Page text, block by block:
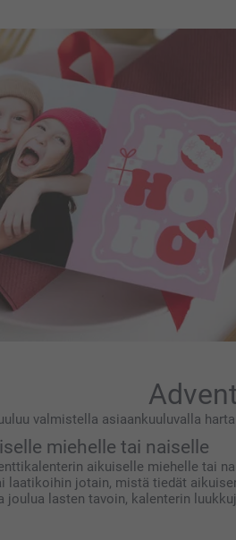
valmistella asiaankuuluvalla
miehelle tai naiselle
aikuiselle miehelle tai
jotain, mistä tiedät
lasten tavoin, kalenterin